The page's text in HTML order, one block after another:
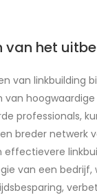
van het
van linkbuilding
van
professionals,
breder netwerk
effectievere
van een